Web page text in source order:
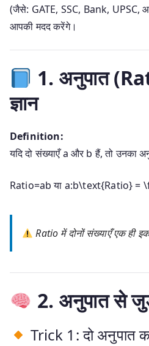
(जैसे: GATE, SSC, Bank, UPSC,
आपकी मदद करेंगे।
1. अनुपात
ज्ञान
Definition:
यदि दो संख्याएँ a और b हैं, तो उनका
Ratio=ab या a:b\text{Ratio} =
Ratio में दोनों संख्याएँ एक ही
2. अनुपात से
Trick 1: दो अनुपात